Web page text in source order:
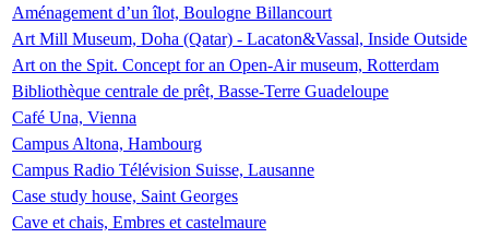
Aménagement d’un îlot, Boulogne Billancourt
Art Mill Museum, Doha (Qatar) - Lacaton&Vassal, Inside Outside
Art on the Spit. Concept for an Open-Air museum, Rotterdam
Bibliothèque centrale de prêt, Basse-Terre Guadeloupe
Café Una, Vienna
Campus Altona, Hambourg
Campus Radio Télévision Suisse, Lausanne
Case study house, Saint Georges
Cave et chais, Embres et castelmaure